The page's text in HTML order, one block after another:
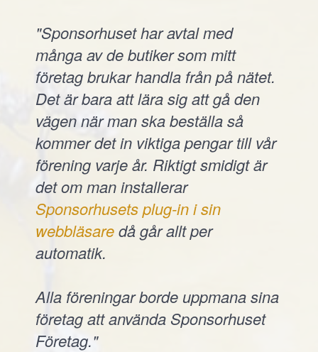
"Sponsorhuset har avtal med
många av de butiker som mitt
företag brukar handla från på nätet.
Det är bara att lära sig att gå den
vägen när man ska beställa så
kommer det in viktiga pengar till vår
förening varje år. Riktigt smidigt är
det om man installerar
Sponsorhusets plug-in i sin
webbläsaredå går allt per
automatik.
Alla föreningar borde uppmana sina
företag att använda Sponsorhuset
Företag."